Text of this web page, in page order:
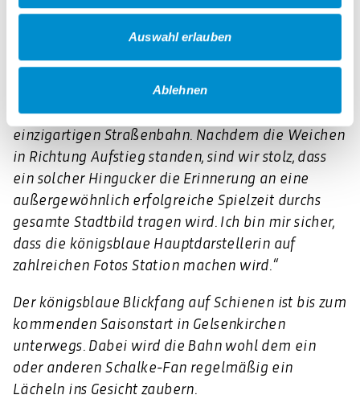
Auswahl erlauben
Ablehnen
ergänzt Matthias Tillmann Vorstandsvorsitzender
des FC Schalke 04: „Wir bedanken uns ganz
herzlich für diese wunderbare Würdigung, denn
meisterhaft ist auch das Design dieser
einzigartigen Straßenbahn. Nachdem die Weichen
in Richtung Aufstieg standen, sind wir stolz, dass
ein solcher Hingucker die Erinnerung an eine
außergewöhnlich erfolgreiche Spielzeit durchs
gesamte Stadtbild tragen wird. Ich bin mir sicher,
dass die königsblaue Hauptdarstellerin auf
zahlreichen Fotos Station machen wird.“
Der königsblaue Blickfang auf Schienen ist bis zum
kommenden Saisonstart in Gelsenkirchen
unterwegs. Dabei wird die Bahn wohl dem ein
oder anderen Schalke-Fan regelmäßig ein
Lächeln ins Gesicht zaubern.